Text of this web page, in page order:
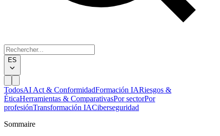
ES
TodosAI Act & ConformidadFormación IARiesgos &
ÉticaHerramientas & ComparativasPor sectorPor
profesiónTransformación IACiberseguridad
Sommaire